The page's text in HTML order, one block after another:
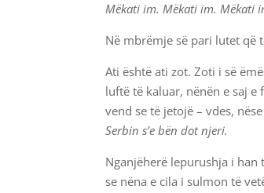
Mëkati im. Mëkati im. Mëkati
Në mbrëmje së pari lutet që
Ati është ati zot. Zoti i së
luftë të kaluar, nënën e saj
vend se të jetojë – vdes,
Serbin s’e bën dot njeri.
Nganjëherë lepurushja i han
se nëna e cila i sulmon të